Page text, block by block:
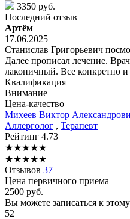
3350 руб.
Последний отзыв
Артём
17.06.2025
Станислав Григорьевич
Далее прописал лечение.
лаконичный. Все конкретно
Квалификация
Внимание
Цена-качество
Михеев Виктор
Аллерголог , Терапевт
Рейтинг 4.73
★★★★★
★★★★★
Отзывов 37
Цена первичного приема
2500 руб.
Вы можете записаться к
52